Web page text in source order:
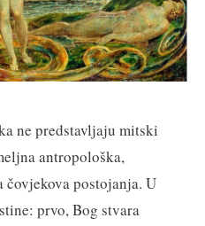
ne predstavljaju mitski
antropološka,
postojanja. U
prvo, Bog stvara